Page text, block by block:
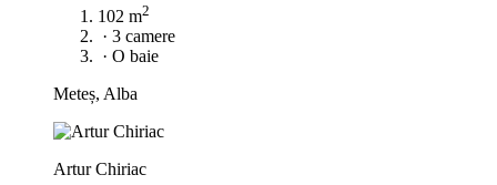
102 m2
· 3 camere
· O baie
Meteș, Alba
Artur Chiriac